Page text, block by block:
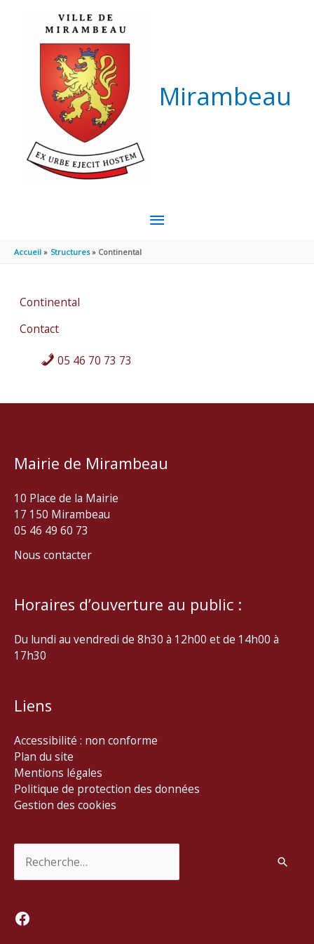
Mirambeau
MENU
Accueil Structures Continental
Continental
Contact
05 46 70 73 73
Mairie de Mirambeau
10 Place de la Mairie
17 150 Mirambeau
05 46 49 60 73
Nous contacter
Horaires d’ouverture au public :
Du lundi au vendredi de 8h30 à 12h00 et de 14h00 à
17h30
Liens
Accessibilité : non conforme
Plan du site
Mentions légales
Politique de protection des données
Gestion des cookies
Facebook